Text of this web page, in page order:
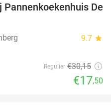
42%De
9.7 star
Regulier €30,15
€17,50